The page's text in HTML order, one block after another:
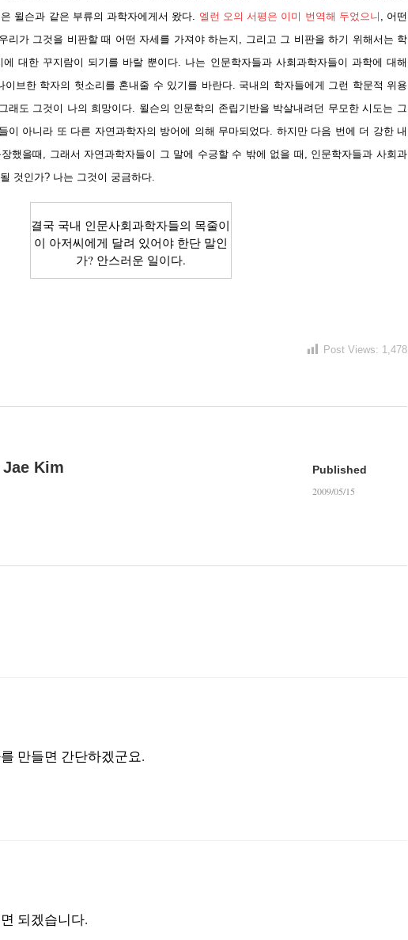
윌슨과 같은 부류의 과학자에게서 왔다. 엘런 오의 서평은 이미 번역해 두었으니
, 어떤
리가 그것을 비판할 때 어떤 자세를 가져야 하는지, 그리고 그 비판을 하기 위해서는 학
대한 꾸지람이 되기를 바랄 뿐이다. 나는 인문학자들과 사회과학자들이 과학에 대해
이브한 학자의 헛소리를 혼내줄 수 있기를 바란다. 국내의 학자들에게 그런 학문적 위용
래도 그것이 나의 희망이다. 윌슨의 인문학의 존립기반을 박살내려던 무모한 시도는 그
이 아니라 또 다른 자연과학자의 방어에 의해 무마되었다. 하지만 다음 번에 더 강한 내
했을때, 그래서 자연과학자들이 그 말에 수긍할 수 밖에 없을 때, 인문학자들과 사회과
것인가? 나는 그것이 궁금하다.
결국 국내 인문사회과학자들의 목줄이
이 아저씨에게 달려 있어야 한단 말인
가? 안스러운 일이다.
Post Views: 1,478
Kim
Published
2009/05/15
만들면 간단하겠군요.
되겠습니다.